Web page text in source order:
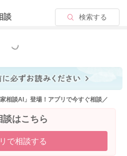
こともあります。
談 検索する
っと見る
相談AI」登場！アプリで今すぐ相談／
談はこちら
で相談する